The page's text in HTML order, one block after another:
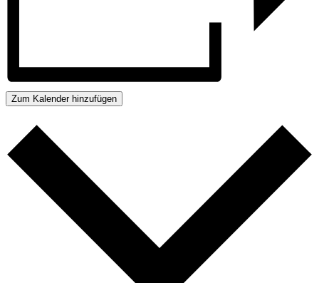
Zum Kalender hinzufügen